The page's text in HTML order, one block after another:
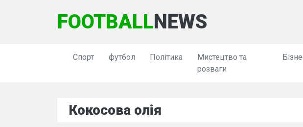
FOOTBALLNEWS
Спорт футбол Політика
Мистецтво та
розваги
Кокосова олія